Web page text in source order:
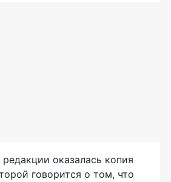
оказалась копия
говорится о том, что